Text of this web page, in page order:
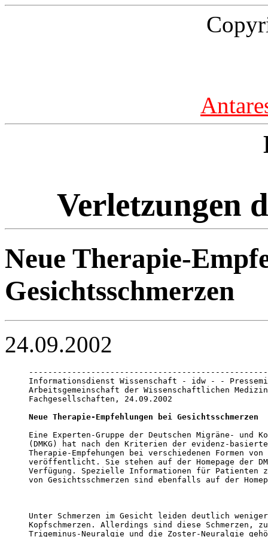
Verletzungen
Neue Therapie-
Gesichtsschmerzen
24.09.2002
Informationsdienst Wissenschaft - idw - -
Arbeitsgemeinschaft der Wissenschaftlichen
Fachgesellschaften, 24.09.2002
Neue Therapie-Empfehlungen bei Gesichtsschmerzen
Eine Experten-Gruppe der Deutschen Migräne- und
(DMKG) hat nach den Kriterien der evidenz-
Therapie-Empfehungen bei verschiedenen Formen von
veröffentlicht. Sie stehen auf der Homepage der
Verfügung. Spezielle Informationen für Patienten
von Gesichtsschmerzen sind ebenfalls auf der
Unter Schmerzen im Gesicht leiden deutlich
Kopfschmerzen. Allerdings sind diese Schmerzen,
Trigeminus-Neuralgie und die Zoster-Neuralgie